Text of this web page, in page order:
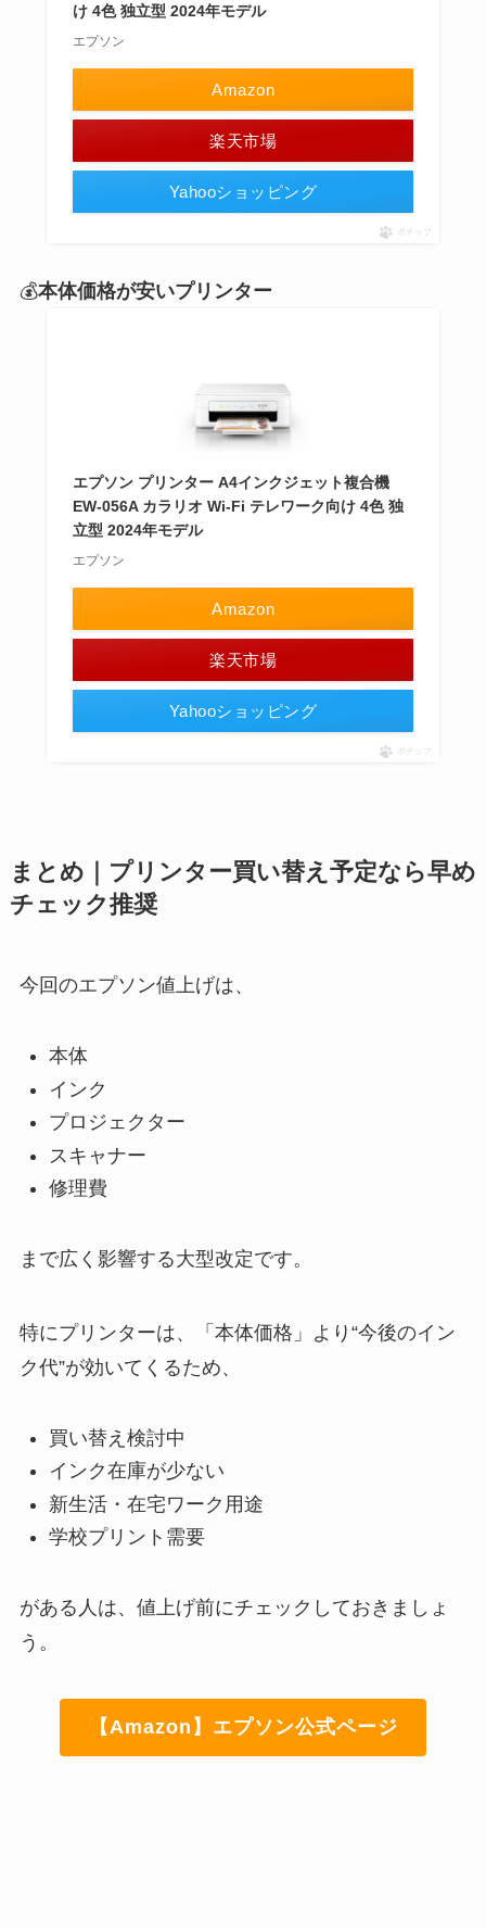
け 4色 独立型 2024年モデル
エプソン
Amazon
楽天市場
Yahooショッピング
ポチップ
💰本体価格が安いプリンター
エプソン プリンター A4インクジェット複合機
EW-056A カラリオ Wi-Fi テレワーク向け 4色 独
立型 2024年モデル
エプソン
Amazon
楽天市場
Yahooショッピング
ポチップ
まとめ｜プリンター買い替え予定なら早め
チェック推奨
今回のエプソン値上げは、
本体
インク
プロジェクター
スキャナー
修理費
まで広く影響する大型改定です。
特にプリンターは、「本体価格」より“今後のイン
ク代”が効いてくるため、
買い替え検討中
インク在庫が少ない
新生活・在宅ワーク用途
学校プリント需要
がある人は、値上げ前にチェックしておきましょ
う。
【Amazon】エプソン公式ページ